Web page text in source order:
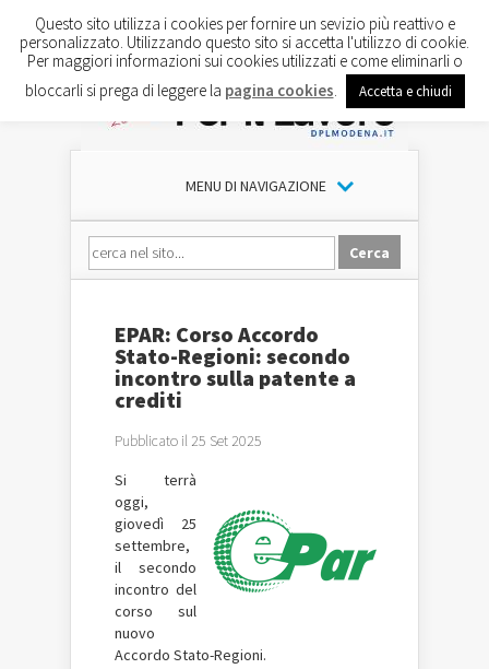
MENU DI NAVIGAZIONE
EPAR: Corso Accordo
Stato-Regioni: secondo
incontro sulla patente a
crediti
Pubblicato il 25 Set 2025
Si terrà
oggi,
giovedì 25
settembre,
il secondo
incontro del
corso sul
nuovo
Accordo Stato-Regioni.
Questo sito utilizza i cookies per fornire un sevizio più reattivo e
personalizzato. Utilizzando questo sito si accetta l'utilizzo di cookie.
Per maggiori informazioni sui cookies utilizzati e come eliminarli o
bloccarli si prega di leggere la pagina cookies Accetta e chiudi